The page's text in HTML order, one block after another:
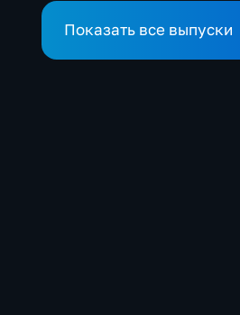
соревнования по
мотоджимханеПоказать все выпуски